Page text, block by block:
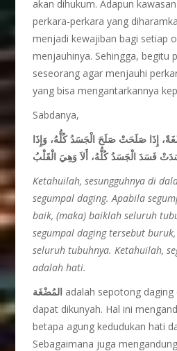
akan dihukum. Adapun
perkara-perkara yang
menjadi kewajiban bagi setiap
menjauhinya. Sehingga, begitu
seseorang agar menjauhi
yang bisa mengantarkannya
Sabdanya,
إِذَا صَلَحَتْ صَلَحَ الْجَسَدُ كُلُّهُ، وَإِذَا
فَسَدَ الْجَسَدُ كُلُّهُ، أَلاَ وَهِيَ الْقَلْبُ
Ketahuilah, sesungguhnya di
segumpal daging. Apabila
baik, (maka) baiklah seluruh
segumpal daging tersebut
seluruh tubuhnya. Ketahuilah,
adalah hati.
المُضْغَة adalah sepotong
dapat dikunyah. Hal ini
betapa agung kedudukan hati
Sebagaimana juga